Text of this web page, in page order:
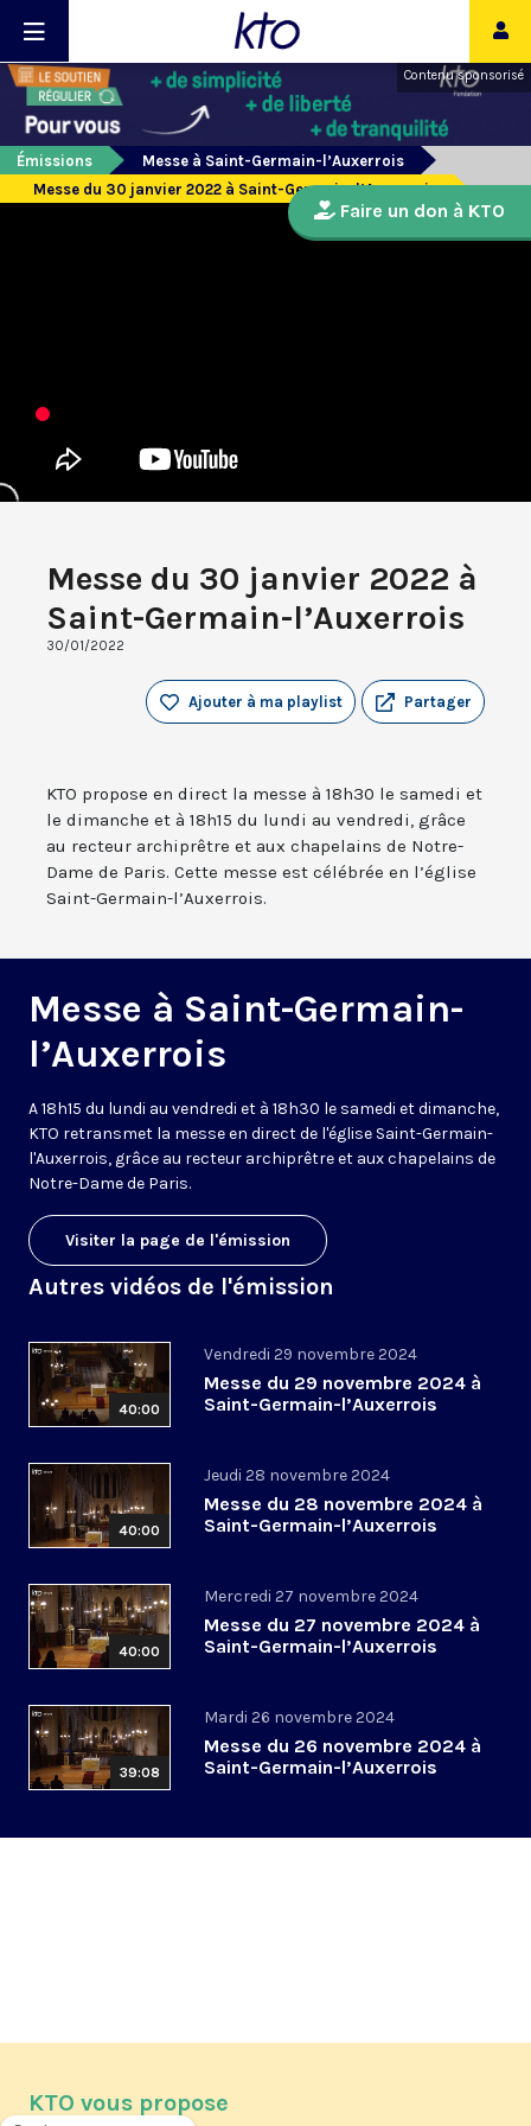
Contenu sponsorisé
Émissions
Messe à Saint-Germain-l’Auxerrois
Messe du 30 janvier 2022 à Saint-Germain-l’Auxerrois
Messe du 30 janvier 2022 à
Saint-Germain-l’Auxerrois
30/01/2022
Partager
Ajouter à ma playlist
KTO propose en direct la messe à 18h30 le samedi et
le dimanche et à 18h15 du lundi au vendredi, grâce
au recteur archiprêtre et aux chapelains de Notre-
Dame de Paris. Cette messe est célébrée en l’église
Saint-Germain-l’Auxerrois.
Messe à Saint-Germain-
l’Auxerrois
A 18h15 du lundi au vendredi et à 18h30 le samedi et dimanche,
KTO retransmet la messe en direct de l'église Saint-Germain-
l'Auxerrois, grâce au recteur archiprêtre et aux chapelains de
Notre-Dame de Paris.
Visiter la page de l'émission
Autres vidéos de l'émission
40:00
Vendredi 29 novembre 2024
Messe du 29 novembre 2024 à
Saint-Germain-l’Auxerrois
40:00
Jeudi 28 novembre 2024
Messe du 28 novembre 2024 à
Saint-Germain-l’Auxerrois
40:00
Mercredi 27 novembre 2024
Messe du 27 novembre 2024 à
Saint-Germain-l’Auxerrois
39:08
Mardi 26 novembre 2024
Messe du 26 novembre 2024 à
Saint-Germain-l’Auxerrois
Faire un don à KTO
KTO vous propose